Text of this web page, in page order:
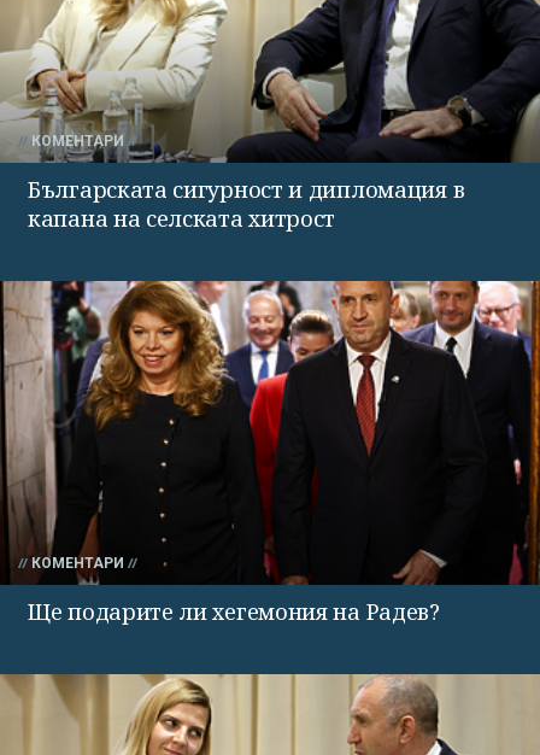
КОМЕНТАРИ
Българската сигурност и дипломация в
капана на селската хитрост
КОМЕНТАРИ
Ще подарите ли хегемония на Радев?